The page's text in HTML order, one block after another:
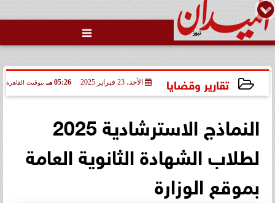

تقارير وقضايا الأحد، 23 فبراير 2025 05:26 مـ بتوقيت القاهرة
النماذج الاسترشادية 2025
لطلاب الشهادة الثانوية العامة
بموقع الوزارة
الاتحاد العربي للتطوع يرعى
مسابقة وسام الخير